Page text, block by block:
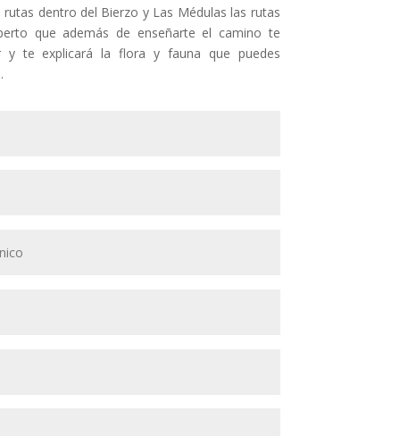
dentro del Bierzo y Las Médulas las rutas
que además de enseñarte el camino te
y te explicará la flora y fauna que puedes